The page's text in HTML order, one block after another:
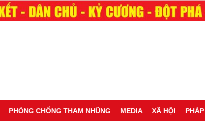
PHÒNG CHỐNG THAM NHŨNG MEDIA XÃ HỘI